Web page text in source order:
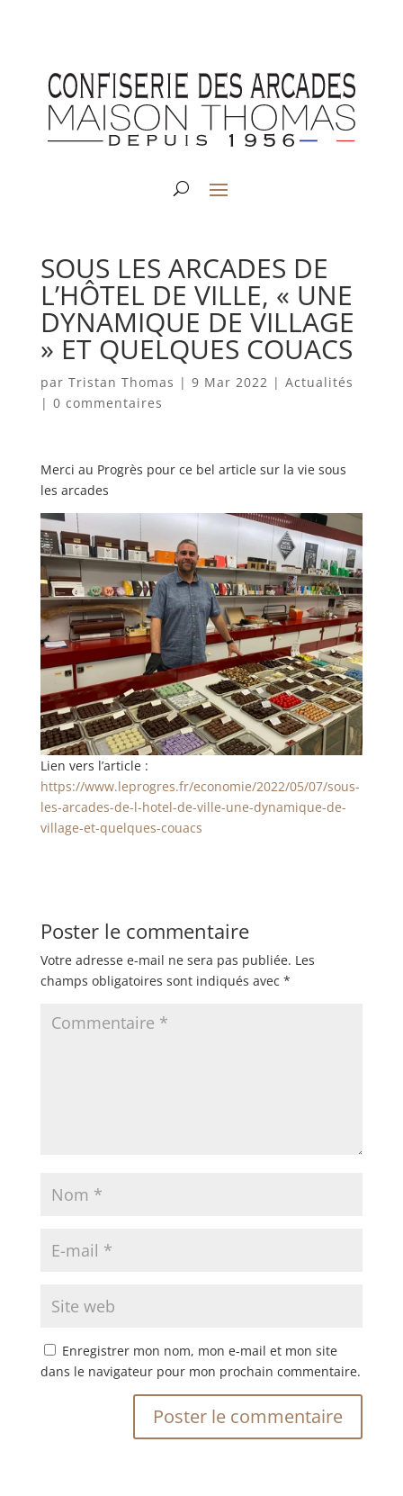
SOUS LES ARCADES DE
L’HÔTEL DE VILLE, « UNE
DYNAMIQUE DE VILLAGE
» ET QUELQUES COUACS
par Tristan Thomas | 9 Mar 2022 | Actualités
| 0 commentaires
Merci au Progrès pour ce bel article sur la vie sous
les arcades
Lien vers l’article :
https://www.leprogres.fr/economie/2022/05/07/sous-
les-arcades-de-l-hotel-de-ville-une-dynamique-de-
village-et-quelques-couacs
Poster le commentaire
Votre adresse e-mail ne sera pas publiée. Les
champs obligatoires sont indiqués avec *
Enregistrer mon nom, mon e-mail et mon site
dans le navigateur pour mon prochain commentaire.